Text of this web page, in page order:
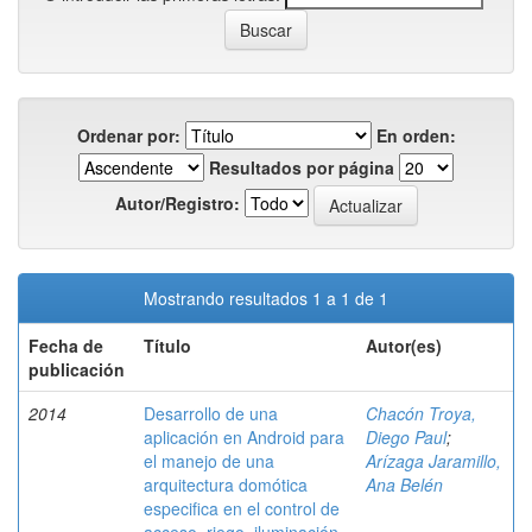
Ordenar por:
En orden:
Resultados por página
Autor/Registro:
Mostrando resultados 1 a 1 de 1
Fecha de
publicación
Título Autor(es)
2014
Desarrollo de una
aplicación en Android para
el manejo de una
arquitectura domótica
especifica en el control de
Chacón Troya,
Diego Paul;
Arízaga Jaramillo,
Ana Belén